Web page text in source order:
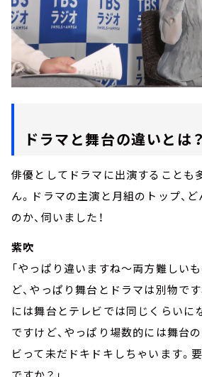
ドラマと舞台の違いとは？
俳優としてドラマに出演することも
ん。ドラマの主演と月組のトップ、
のか、伺いました！
紫吹
「やっぱり違いますね～両方難しい
ど、やっぱり舞台とドラマは別物で
には舞台とテレビでは同じくらいに
ですけど、やっぱり場数的には舞台
ビって未だドキドキしちゃいます。